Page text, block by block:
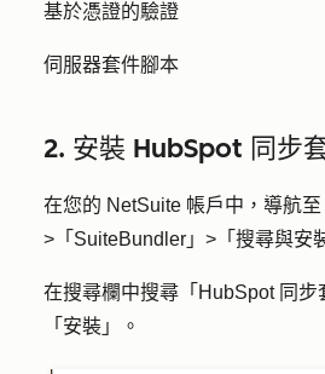
基於憑證的驗證
伺服器套件腳本
2. 安裝 HubSpot 同步
在您的 NetSuite 帳戶中，導航至
>「 SuiteBundler 」>「 搜尋與安
在搜尋欄中搜尋「 HubSpot 同步
「 安裝 」。